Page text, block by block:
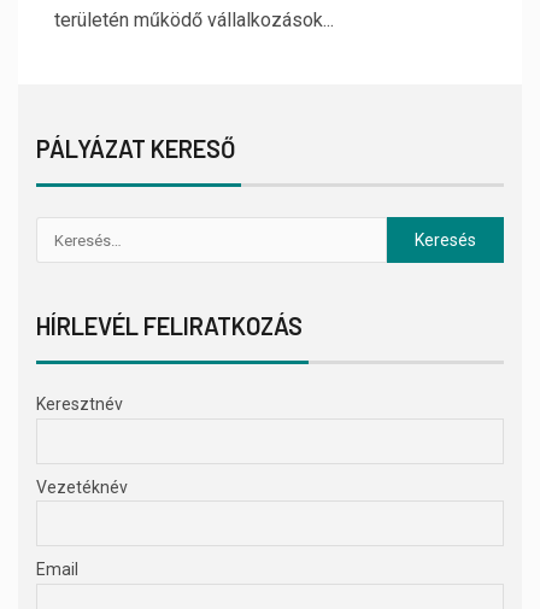
területén működő vállalkozások...
PÁLYÁZAT KERESŐ
HÍRLEVÉL FELIRATKOZÁS
Keresztnév
Vezetéknév
Email